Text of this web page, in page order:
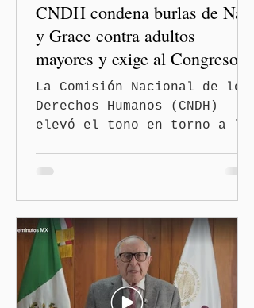
CNDH condena burlas de Nay
y Grace contra adultos
mayores y exige al Congreso
frenar discursos
discriminatorios
La Comisión Nacional de los
Derechos Humanos (CNDH)
elevó el tono en torno a la
Bojalil y Elvia Graciela
"Grace" Palomares Ramírez,
al considerar que los
comentarios que emitieron
en el podcast "DesCasadas"
contra las personas adultas